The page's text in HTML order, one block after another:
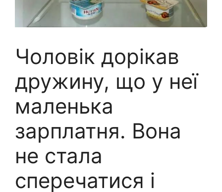
Чоловік дорікав
дружину, що у неї
маленька
зарплатня. Вона
не стала
сперечатися і